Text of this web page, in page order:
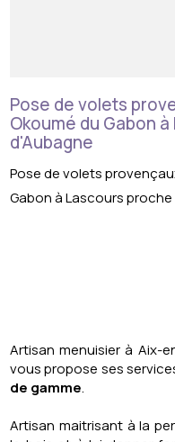
Pose de volets
Okoumé du Gabon
d'Aubagne
Pose de volets
Gabon à Lascours
Artisan menuisier à Aix-
vous propose ses
de gamme.
Artisan maitrisant à la